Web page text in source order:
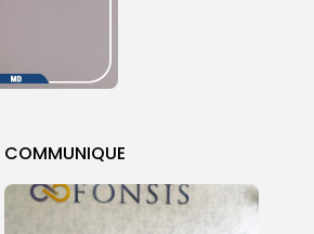
COMMUNIQUE